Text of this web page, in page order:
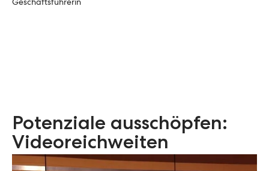
Geschäftsführerin
Potenziale ausschöpfen:
Videoreichweiten